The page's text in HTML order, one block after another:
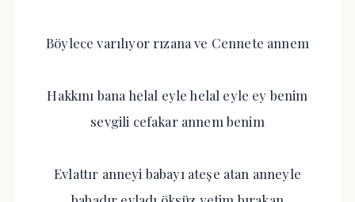
Böylece varılıyor rızana ve Cennete annem
Hakkını bana helal eyle helal eyle ey benim
sevgili cefakar annem benim
Evlattır anneyi babayı ateşe atan anneyle